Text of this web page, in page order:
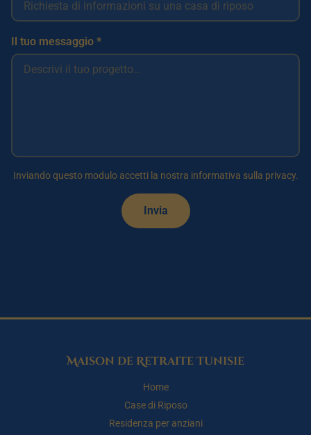
Il tuo messaggio *
Inviando questo modulo accetti la nostra informativa sulla privacy.
Invia
Maison de Retraite Tunisie
Home
Case di Riposo
Residenza per anziani